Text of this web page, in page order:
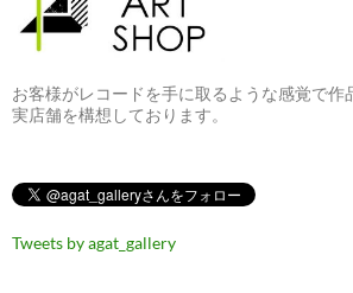
お客様がレコードを手に取るような感覚で作
実店舗を構想しております。
Tweets by agat_gallery